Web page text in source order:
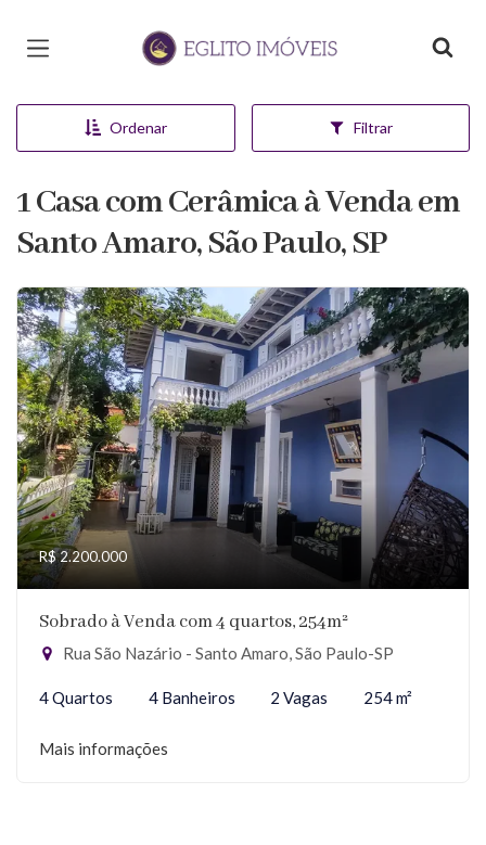
Página inicial
Ordenar Filtrar
1 Casa com Cerâmica à Venda em
Santo Amaro, São Paulo, SP
R$ 2.200.000
Sobrado à Venda com 4 quartos, 254m²
Rua São Nazário - Santo Amaro, São Paulo-SP
4 Quartos 4 Banheiros 2 Vagas 254 m²
Mais informações